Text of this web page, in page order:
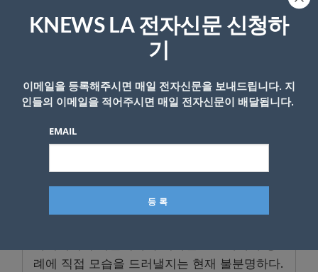
하메네이 장례식은 9일 이란 북부 시아파 성지
이자 하메네이의 고향인 마슈하드의 이맘 레자
성지에 하메네이 시신을 안장하는 것으로 마무
리된다.
이란 당국은 9일까지 전국적인 애도 기간을 가
질 예정이다. 4일 이란 전역의 도시들에서는 별
도의 애도식이 열렸다.
례에 직접 모습을 드러낼지는 현재 불분명하다.
KNEWS LA 전자신문 신청하
기
이메일을 등록해주시면 매일 전자신문을 보내드립니다. 지
인들의 이메일을 적어주시면 매일 전자신문이 배달됩니다.
EMAIL